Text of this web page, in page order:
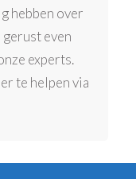
hebben over
even
experts.
te helpen via